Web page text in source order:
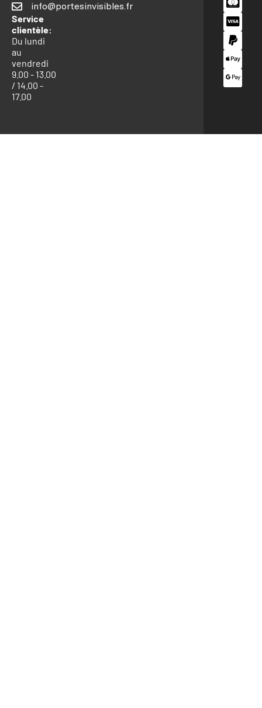
info@portesinvisibles.fr
Service
clientèle:
Du lundi
au
vendredi
9.00 - 13.00
/ 14.00 -
17.00